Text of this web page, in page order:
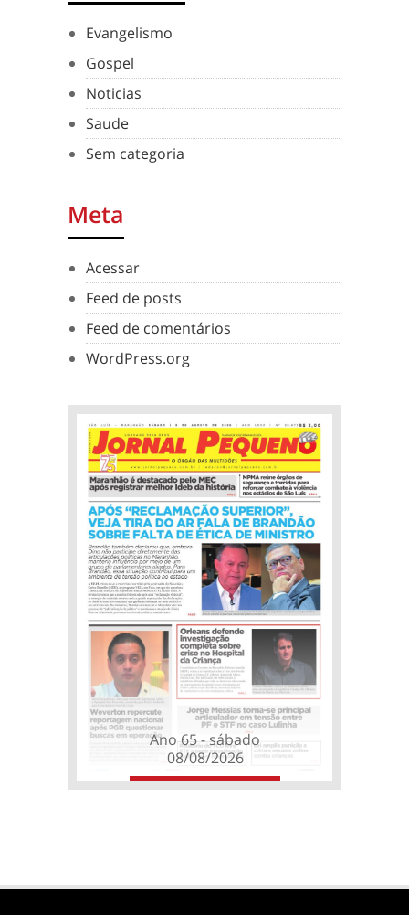
Evangelismo
Gospel
Noticias
Saude
Sem categoria
Meta
Acessar
Feed de posts
Feed de comentários
WordPress.org
Ano 65 - sábado
08/08/2026